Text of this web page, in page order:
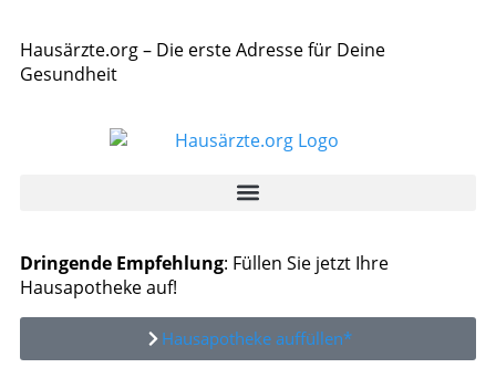
Hausärzte.org – Die erste Adresse für Deine
Gesundheit
Dringende Empfehlung: Füllen Sie jetzt Ihre
Hausapotheke auf!
Hausapotheke auffüllen*